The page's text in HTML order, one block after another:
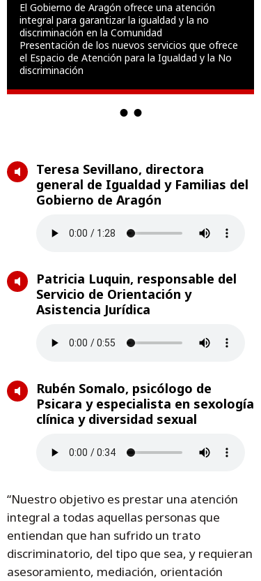
El Gobierno de Aragón ofrece una atención
integral para garantizar la igualdad y la no
discriminación en la Comunidad
Presentación de los nuevos servicios que ofrece
el Espacio de Atención para la Igualdad y la No
discriminación
Teresa Sevillano, directora
general de Igualdad y Familias del
Gobierno de Aragón
Patricia Luquin, responsable del
Servicio de Orientación y
Asistencia Jurídica
Rubén Somalo, psicólogo de
Psicara y especialista en sexología
clínica y diversidad sexual
“Nuestro objetivo es prestar una atención
integral a todas aquellas personas que
entiendan que han sufrido un trato
discriminatorio, del tipo que sea, y requieran
asesoramiento, mediación, orientación